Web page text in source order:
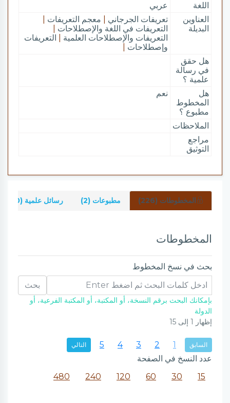
اللغة
عربي
العناوين
البديلة
تعريفات الجرجاني معجم التعريفات
التعريفات في اللغة والإصطلاحات
التعريفات والإصطلاحات العلمية
التعريفات
وإصطلاحات
هل حقق
في رسالة
علمية ؟
هل
المخطوط
مطبوع ؟
نعم
الملاحظات
مراجع
التوثيق
المخطوطات (226) مطبوعات (2) رسائل علمية (0)
المخطوطات
بحث في نسخ المخطوط
بحث
بإمكانك البحث برقم النسخة، أو المكتبة، أو المكتبة الفرعية، أو
الدولة
إظهار 1 إلى 15
السابق 1
2
3
4
5 التالي
عدد النسخ في الصفحة
15
30
60
120
240
480